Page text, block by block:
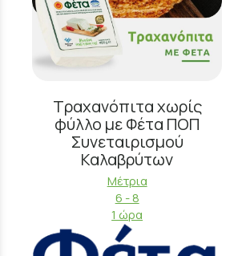
Τραχανόπιτα χωρίς
φύλλο με Φέτα ΠΟΠ
Συνεταιρισμού
Καλαβρύτων
Μέτρια
6 - 8
1 ώρα